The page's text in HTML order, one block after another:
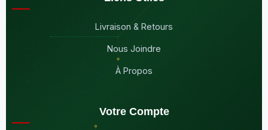
Livraison & Retours
Nous Joindre
À Propos
Votre Compte